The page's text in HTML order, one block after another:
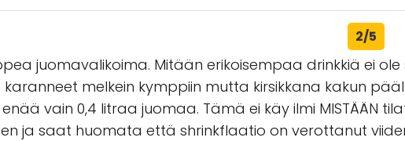
2/5
juomavalikoima. Mitään erikoisempaa drinkkiä ei
melkein kymppiin mutta kirsikkana kakun
vain 0,4 litraa juomaa. Tämä ei käy ilmi MISTÄÄN
ja saat huomata että shrinkflaatio on verottanut